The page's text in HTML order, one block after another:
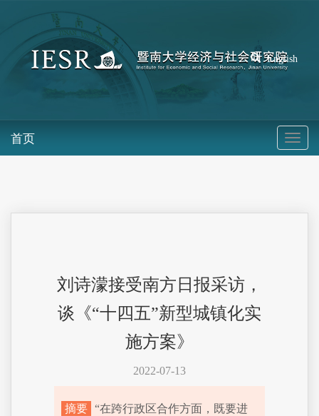
English
首页
刘诗濛接受南方日报采访，
谈《“十四五”新型城镇化实
施方案》
2022-07-13
摘要 “在跨行政区合作方面，既要进